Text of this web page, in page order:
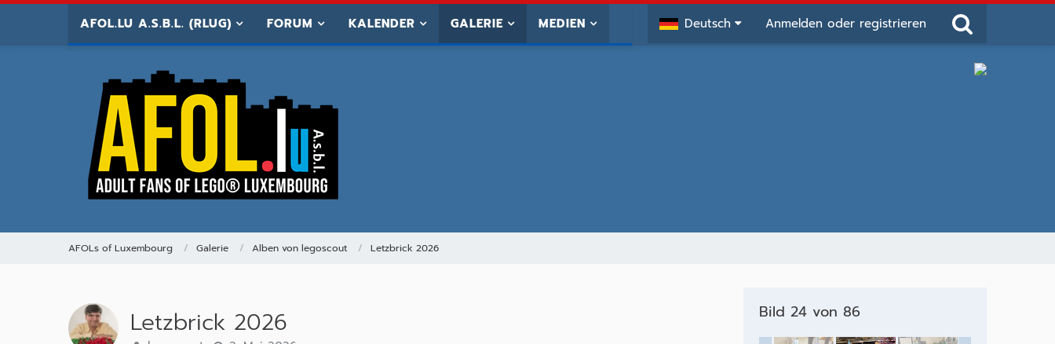
AFOL.LU A.S.B.L. (RLUG) FORUM KALENDER GALERIE MEDIEN Deutsch Anmelden oder registrieren
AFOLs of Luxembourg Galerie Alben von legoscout Letzbrick 2026
Letzbrick 2026 Bild 24 von 86